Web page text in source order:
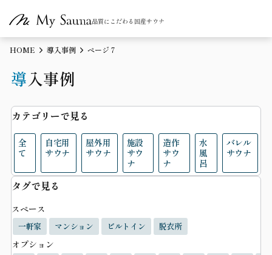
品質にこだわる国産サウナ
HOME 導入事例 ページ 7
導入事例
カテゴリーで見る
全
て
自宅用
サウナ
屋外用
サウナ
施設
サウ
ナ
造作
サウ
ナ
水
風
呂
バレル
サウナ
タグで見る
スペース
一軒家 マンション ビルトイン 脱衣所
オプション